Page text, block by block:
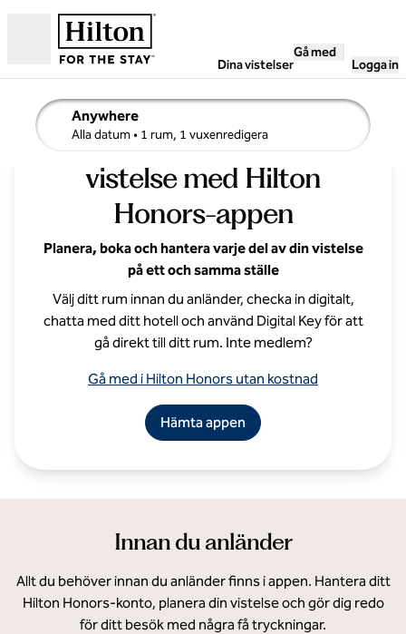
Dina vistelser
Gå med
Logga in
Anywhere
Alla datum• 1 rum, 1 vuxenredigera
sökinformation , Alla datum, 1 rum, 1 vuxen
Få ut mesta möjliga av din
vistelse med Hilton
Honors-appen
Planera, boka och hantera varje del av din vistelse
på ett och samma ställe
Välj ditt rum innan du anländer, checka in digitalt,
chatta med ditt hotell och använd Digital Key för att
gå direkt till ditt rum. Inte medlem?
Gå med i Hilton Honors utan kostnad
Hämta appen
Innan du anländer
Allt du behöver innan du anländer finns i appen. Hantera ditt
Hilton Honors-konto, planera din vistelse och gör dig redo
för ditt besök med några få tryckningar.